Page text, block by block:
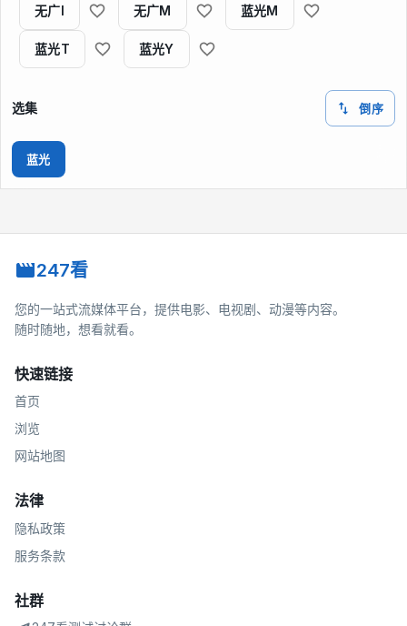
无广I 无广M 蓝光M
蓝光T 蓝光Y
选集 倒序
蓝光
247看
您的一站式流媒体平台，提供电影、电视剧、动漫等内容。
随时随地，想看就看。
快速链接
首页
浏览
网站地图
法律
隐私政策
服务条款
社群